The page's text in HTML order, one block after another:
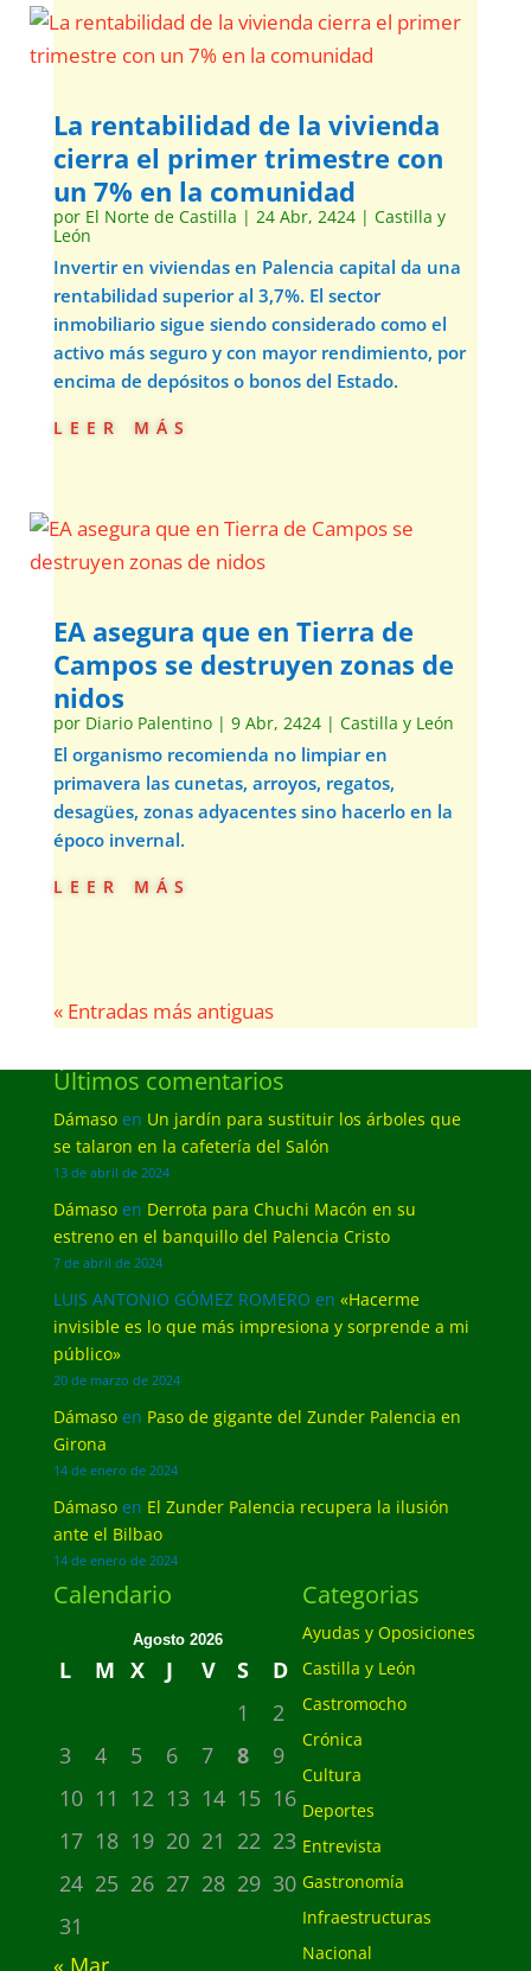
La rentabilidad de la vivienda
cierra el primer trimestre con
un 7% en la comunidad
por El Norte de Castilla | 24 Abr, 2424| Castilla y
León
Invertir en viviendas en Palencia capital da una
rentabilidad superior al 3,7%. El sector
inmobiliario sigue siendo considerado como el
activo más seguro y con mayor rendimiento, por
encima de depósitos o bonos del Estado.
leer más
EA asegura que en Tierra de
Campos se destruyen zonas de
nidos
por Diario Palentino| 9 Abr, 2424| Castilla y León
El organismo recomienda no limpiar en
primavera las cunetas, arroyos, regatos,
desagües, zonas adyacentes sino hacerlo en la
époco invernal.
leer más
« Entradas más antiguas
Últimos comentarios
Dámasoen Un jardín para sustituir los árboles que
se talaron en la cafetería del Salón
13 de abril de 2024
Dámasoen Derrota para Chuchi Macón en su
estreno en el banquillo del Palencia Cristo
7 de abril de 2024
LUIS ANTONIO GÓMEZ ROMERO en «Hacerme
invisible es lo que más impresiona y sorprende a mi
público»
20 de marzo de 2024
Dámasoen Paso de gigante del Zunder Palencia en
Girona
14 de enero de 2024
Dámasoen El Zunder Palencia recupera la ilusión
ante el Bilbao
14 de enero de 2024
Calendario
Agosto 2026
L M X J V S
D
1
2
3
4 5 6 7 8
9
10 11 12 13 14 15 16
17 18 19 20 21 22 23
24 25 26 27 28 29 30
31
« Mar
Categorias
Ayudas y Oposiciones
Castilla y León
Castromocho
Crónica
Cultura
Deportes
Entrevista
Gastronomía
Infraestructuras
Nacional